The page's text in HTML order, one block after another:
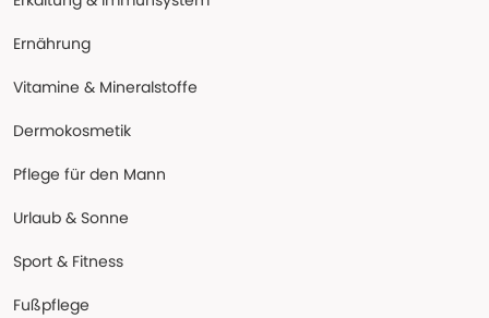
Ernährung
Vitamine & Mineralstoffe
Dermokosmetik
Pflege für den Mann
Urlaub & Sonne
Sport & Fitness
Fußpflege